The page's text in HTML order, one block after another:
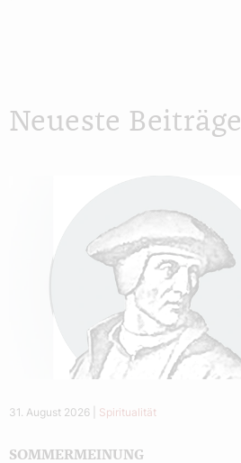
Neueste Beiträge
31. August 2026 Spiritualität
SOMMERMEINUNG